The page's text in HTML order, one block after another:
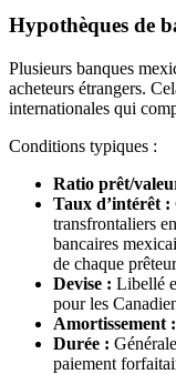
Hypothèques de
Plusieurs banques
acheteurs étrangers.
internationales qui
Conditions typiques :
Ratio prêt/
Taux d’intérêt :
transfrontaliers
bancaires
de chaque
Devise : Libellé
pour les
Amortissement :
Durée :
paiement